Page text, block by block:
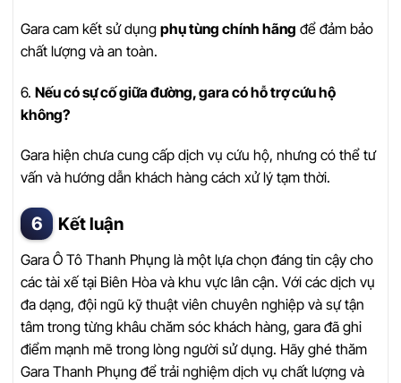
Gara cam kết sử dụng phụ tùng chính hãng để đảm bảo
chất lượng và an toàn.
6. Nếu có sự cố giữa đường, gara có hỗ trợ cứu hộ
không?
Gara hiện chưa cung cấp dịch vụ cứu hộ, nhưng có thể tư
vấn và hướng dẫn khách hàng cách xử lý tạm thời.
Kết luận
Gara Ô Tô Thanh Phụng là một lựa chọn đáng tin cậy cho
các tài xế tại Biên Hòa và khu vực lân cận. Với các dịch vụ
đa dạng, đội ngũ kỹ thuật viên chuyên nghiệp và sự tận
tâm trong từng khâu chăm sóc khách hàng, gara đã ghi
điểm mạnh mẽ trong lòng người sử dụng. Hãy ghé thăm
Gara Thanh Phụng để trải nghiệm dịch vụ chất lượng và